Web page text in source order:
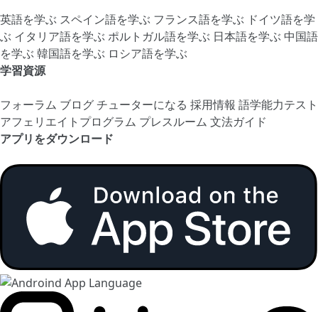
英語を学ぶ スペイン語を学ぶ フランス語を学ぶ ドイツ語を学
ぶ イタリア語を学ぶ ポルトガル語を学ぶ 日本語を学ぶ 中国語
を学ぶ 韓国語を学ぶ ロシア語を学ぶ
学習資源
フォーラム ブログチューターになる 採用情報 語学能力テスト
アフェリエイトプログラム プレスルーム 文法ガイド
アプリをダウンロード